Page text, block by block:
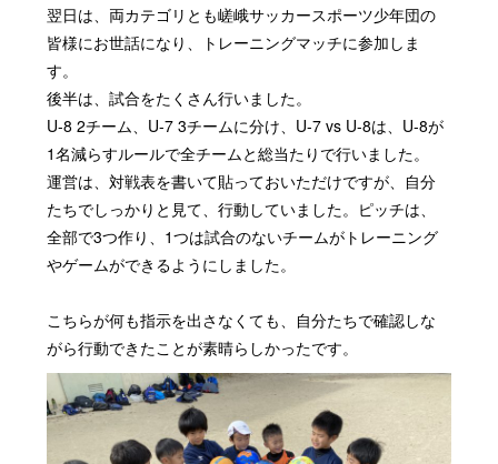
翌日は、両カテゴリとも嵯峨サッカースポーツ少年団の
皆様にお世話になり、トレーニングマッチに参加しま
す。
後半は、試合をたくさん行いました。
U-8 2チーム、U-7 3チームに分け、U-7 vs U-8は、U-8が
1名減らすルールで全チームと総当たりで行いました。
運営は、対戦表を書いて貼っておいただけですが、自分
たちでしっかりと見て、行動していました。ピッチは、
全部で3つ作り、1つは試合のないチームがトレーニング
やゲームができるようにしました。
こちらが何も指示を出さなくても、自分たちで確認しな
がら行動できたことが素晴らしかったです。